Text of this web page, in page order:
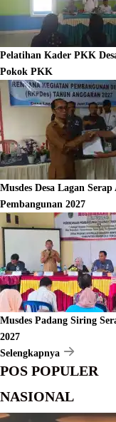
Pelatihan Kader PKK
Pokok PKK
Musdes Desa Lagan
Pembangunan 2027
Musdes Padang Siring
2027
Selengkapnya
POS POPULER
NASIONAL